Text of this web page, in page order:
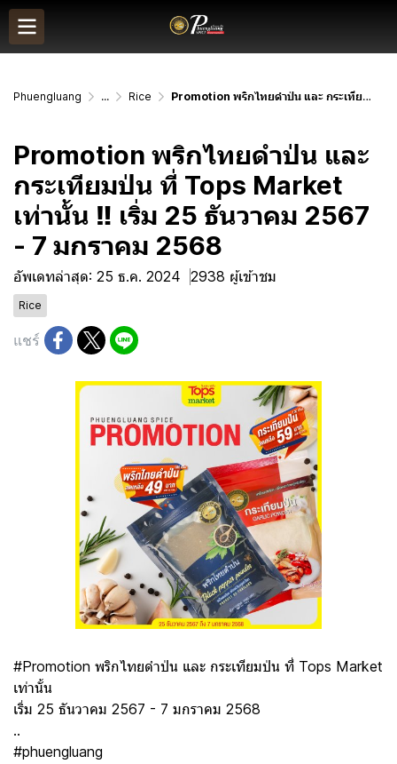
Phuengluang ... Rice Promotion พริกไทยดำป่น และ กระเทียมป่น ที่ Tops Market เท่านั้น ‼️ เริ่ม 25 ธันวาคม 2567 - 7 มกราคม 2568
Promotion พริกไทยดำป่น และ
กระเทียมป่น ที่ Tops Market
เท่านั้น ‼️ เริ่ม 25 ธันวาคม 2567
- 7 มกราคม 2568
อัพเดทล่าสุด: 25 ธ.ค. 2024 2938 ผู้เข้าชม
Rice
แชร์
#Promotion พริกไทยดำป่น และ กระเทียมป่น ที่ Tops Market
เท่านั้น
เริ่ม 25 ธันวาคม 2567 - 7 มกราคม 2568
..
#phuengluang